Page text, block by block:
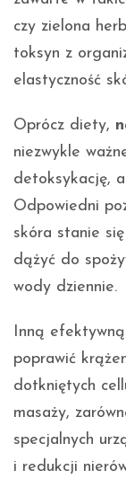
czy zielona
toksyn z
elastyczność
Oprócz diety,
niezwykle
detoksykację,
Odpowiedni
skóra stanie
dążyć do
wody dziennie.
Inną
poprawić
dotkniętych
masaży,
specjalnych
i redukcji